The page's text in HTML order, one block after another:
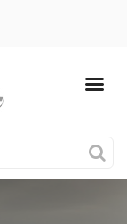
มีการอัพเดตรถใหม่
คนรักรถ
รถแต่ง